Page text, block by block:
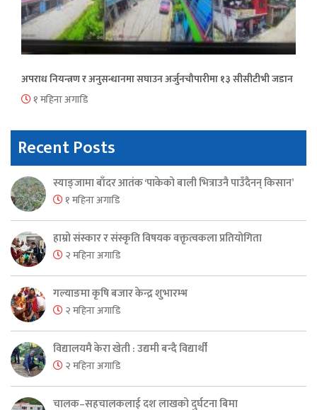
अपराध नियन्त्रण र अनुसन्धानमा सघाउन अर्जुनचौपारीमा १३ सीसीटीभी जडान
१ महिना अगाडि
Recent Posts
स्याङ्जामा बाँदर आतंक ‘पाकेको बाली भित्राउनै पाउँदैनन् किसान’
१ महिना अगाडि
हाम्रो संस्कार र संस्कृति विषयक वक्तृत्वकला प्रतियोगिता
२ महिना अगाडि
गल्याङमा कृषि बजार केन्द्र शुभारम्भ
२ महिना अगाडि
विद्यालयमै केरा खेती : उद्यमी बन्दै विद्यार्थी
२ महिना अगाडि
चालक–सहचालकलाई दश लाखको दुर्घटना बिमा